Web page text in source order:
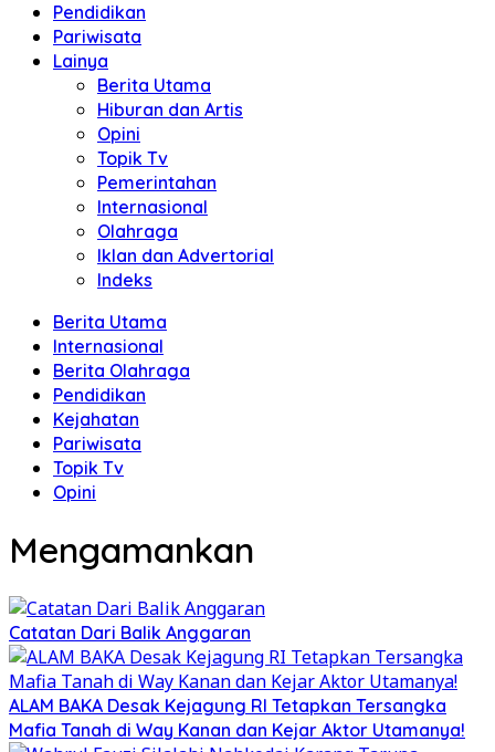
Pendidikan
Pariwisata
Lainya
Berita Utama
Hiburan dan Artis
Opini
Topik Tv
Pemerintahan
Internasional
Olahraga
Iklan dan Advertorial
Indeks
Berita Utama
Internasional
Berita Olahraga
Pendidikan
Kejahatan
Pariwisata
Topik Tv
Opini
Mengamankan
Catatan Dari Balik Anggaran
ALAM BAKA Desak Kejagung RI Tetapkan Tersangka
Mafia Tanah di Way Kanan dan Kejar Aktor Utamanya!